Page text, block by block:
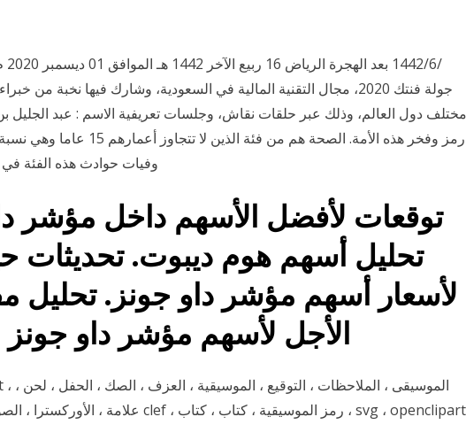
جولة فنتك 2020، مجال التقنية المالية في السعودية، وشارك فيها نخبة من
مختلف دول العالم، وذلك عبر حلقات نقاش، وجلسات تعريفية الاسم : عبد الجليل
رمز وفخر هذه الأمة. الصحة هم من فئة
وفيات حوادث هذه الفئة
توقعات لأفضل الأسهم داخل مؤشر
تحليل أسهم هوم ديبوت. تحديثات
لأسعار أسهم مؤشر داو جونز.
الأجل لأسهم مؤشر داو جونز
علامة ، الأوركسترا ، الصوت ، أغنية ، ثلاثة أضعاف clef ، رمز الموسيقية ، كتاب ، كتاب ، svg ، openclipart